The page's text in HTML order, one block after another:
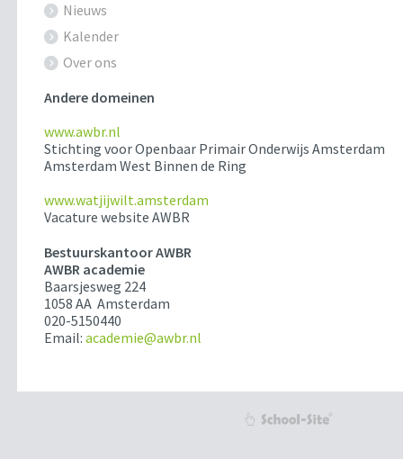
Nieuws
Kalender
Over ons
Andere domeinen
www.awbr.nl
Stichting voor Openbaar Primair Onderwijs Amsterdam
Amsterdam West Binnen de Ring
www.watjijwilt.amsterdam
Vacature website AWBR
Bestuurskantoor AWBR
AWBR academie
Baarsjesweg 224
1058 AA Amsterdam
020-5150440
Email:academie@awbr.nl